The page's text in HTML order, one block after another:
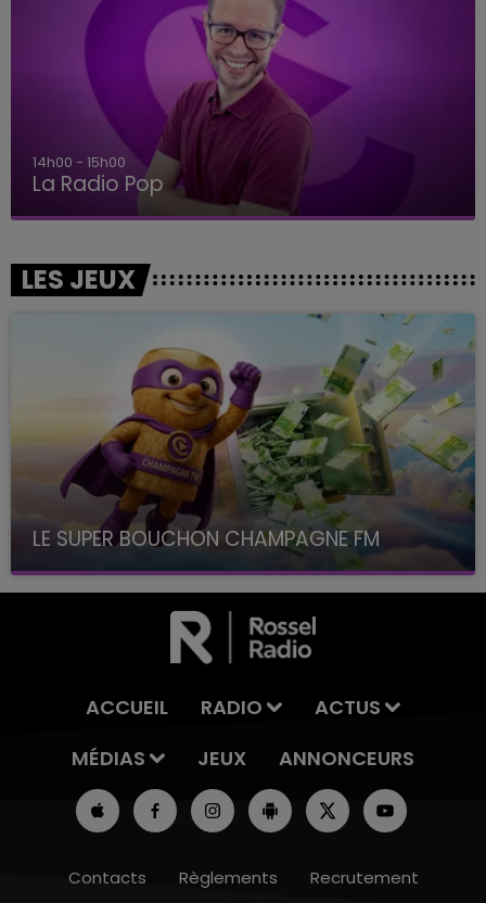
14h00 - 15h00
La Radio Pop
LES JEUX
LE SUPER BOUCHON CHAMPAGNE FM
avec La Famille Champagne FM, à 8H10
ACCUEIL RADIO
ACTUS
MÉDIAS
JEUX ANNONCEURS
Contacts Règlements Recrutement